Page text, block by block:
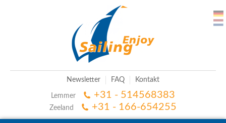
Newsletter FAQ Kontakt
Lemmer +31 - 514568383
Zeeland +31 - 166-654255